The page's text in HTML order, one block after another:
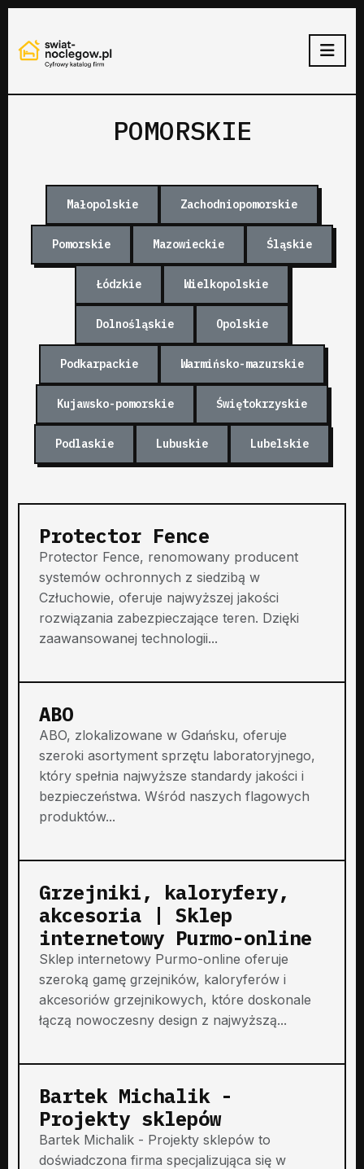
POMORSKIE
Małopolskie Zachodniopomorskie
Pomorskie Mazowieckie Śląskie
Łódzkie Wielkopolskie
Dolnośląskie Opolskie
Podkarpackie Warmińsko-mazurskie
Kujawsko-pomorskie Świętokrzyskie
Podlaskie Lubuskie Lubelskie
Protector Fence
Protector Fence, renomowany producent
systemów ochronnych z siedzibą w
Człuchowie, oferuje najwyższej jakości
rozwiązania zabezpieczające teren. Dzięki
zaawansowanej technologii...
ABO
ABO, zlokalizowane w Gdańsku, oferuje
szeroki asortyment sprzętu laboratoryjnego,
który spełnia najwyższe standardy jakości i
bezpieczeństwa. Wśród naszych flagowych
produktów...
Grzejniki, kaloryfery,
akcesoria | Sklep
internetowy Purmo-online
Sklep internetowy Purmo-online oferuje
szeroką gamę grzejników, kaloryferów i
akcesoriów grzejnikowych, które doskonale
łączą nowoczesny design z najwyższą...
Bartek Michalik -
Projekty sklepów
Bartek Michalik - Projekty sklepów to
doświadczona firma specjalizująca się w